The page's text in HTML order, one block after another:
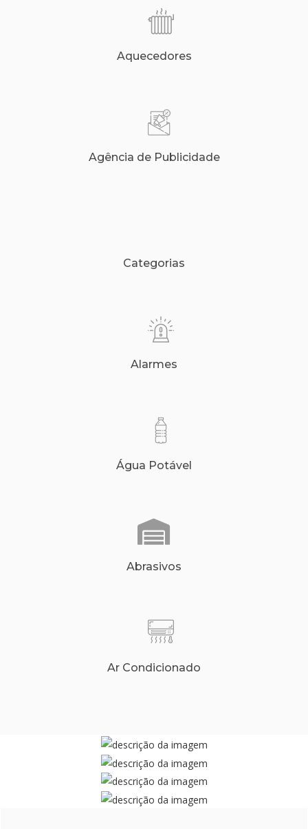
Aquecedores
Agência de Publicidade
Categorias
Alarmes
Água Potável
Abrasivos
Ar Condicionado